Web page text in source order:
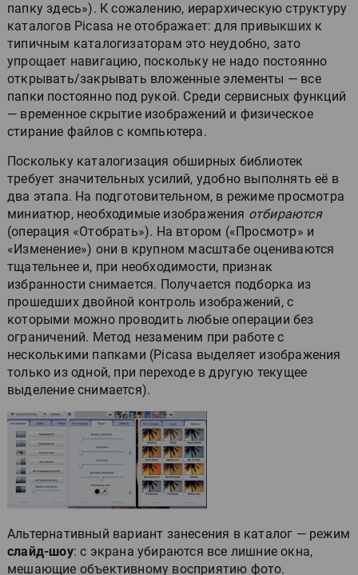
папку здесь»). К сожалению, иерархическую структуру
каталогов Picasa не отображает: для привыкших к
типичным каталогизаторам это неудобно, зато
упрощает навигацию, поскольку не надо постоянно
открывать/закрывать вложенные элементы — все
папки постоянно под рукой. Среди сервисных функций
— временное скрытие изображений и физическое
стирание файлов с компьютера.
Поскольку каталогизация обширных библиотек
требует значительных усилий, удобно выполнять её в
два этапа. На подготовительном, в режиме просмотра
миниатюр, необходимые изображения отбираются
(операция «Отобрать»). На втором («Просмотр» и
«Изменение») они в крупном масштабе оцениваются
тщательнее и, при необходимости, признак
избранности снимается. Получается подборка из
прошедших двойной контроль изображений, с
которыми можно проводить любые операции без
ограничений. Метод незаменим при работе с
несколькими папками (Picasa выделяет изображения
только из одной, при переходе в другую текущее
выделение снимается).
Альтернативный вариант занесения в каталог — режим
слайд-шоу: с экрана убираются все лишние окна,
мешающие объективному восприятию фото.